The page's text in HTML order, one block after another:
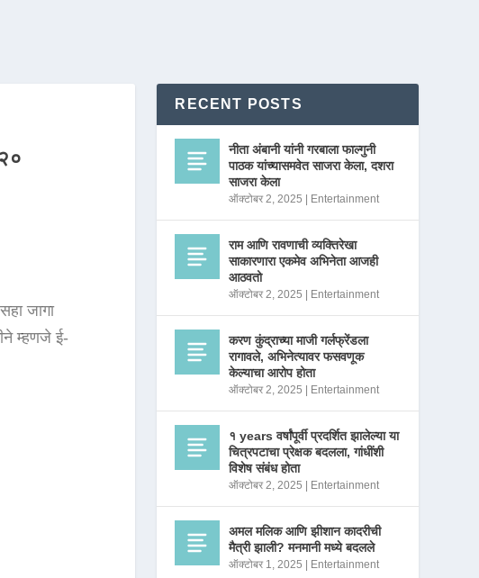
जागा
म्हणजे ई-
RECENT POSTS
नीता अंबानी यांनी गरबाला फाल्गुनी
पाठक यांच्यासमवेत साजरा केला, दशरा
साजरा केला
ऑक्टोबर 2, 2025 Entertainment
राम आणि रावणाची व्यक्तिरेखा
साकारणारा एकमेव अभिनेता आजही
आठवतो
ऑक्टोबर 2, 2025 Entertainment
करण कुंद्राच्या माजी गर्लफ्रेंडला
रागावले, अभिनेत्यावर फसवणूक
केल्याचा आरोप होता
ऑक्टोबर 2, 2025 Entertainment
१ years वर्षांपूर्वी प्रदर्शित झालेल्या या
चित्रपटाचा प्रेक्षक बदलला, गांधींशी
विशेष संबंध होता
ऑक्टोबर 2, 2025 Entertainment
अमल मलिक आणि झीशान कादरीची
मैत्री झाली? मनमानी मध्ये बदलले
ऑक्टोबर 1, 2025 Entertainment